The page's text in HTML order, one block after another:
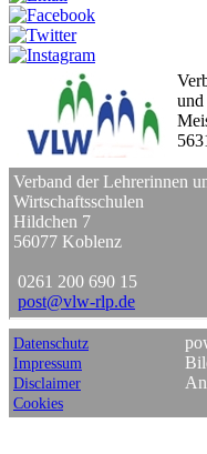
und
Verband der Lehrerinnen
Wirtschaftsschulen
Hildchen 7
56077 Koblenz
0261 200 690 15
post@vlw-rlp.de
Datenschutz
Impressum
Disclaimer
Cookies